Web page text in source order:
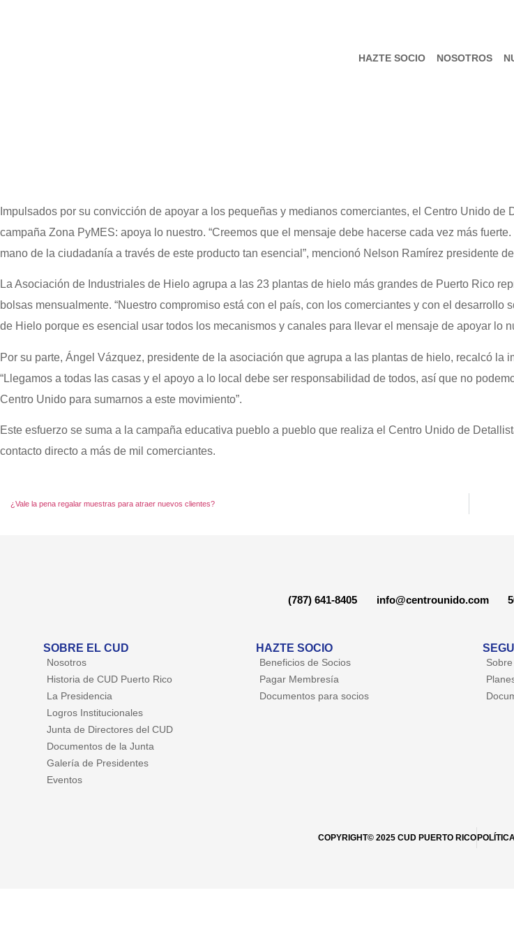
HAZTE SOCIO NOSOTROS
Impulsados por su convicción de apoyar a los pequeñas y medianos comerciantes, el Centro Unido
campaña Zona PyMES: apoya lo nuestro. “Creemos que el mensaje debe hacerse cada vez más
mano de la ciudadanía a través de este producto tan esencial”, mencionó Nelson Ramírez presidente
La Asociación de Industriales de Hielo agrupa a las 23 plantas de hielo más grandes de Puerto Rico
bolsas mensualmente. “Nuestro compromiso está con el país, con los comerciantes y con el
de Hielo porque es esencial usar todos los mecanismos y canales para llevar el mensaje de apoyar lo
Por su parte, Ángel Vázquez, presidente de la asociación que agrupa a las plantas de hielo, recalcó
“Llegamos a todas las casas y el apoyo a lo local debe ser responsabilidad de todos, así que no
Centro Unido para sumarnos a este movimiento”.
Este esfuerzo se suma a la campaña educativa pueblo a pueblo que realiza el Centro Unido de
contacto directo a más de mil comerciantes.
¿Vale la pena regalar muestras para atraer nuevos clientes?
(787) 641-8405 info@centrounido.com
SOBRE EL CUD
Nosotros
Historia de CUD Puerto Rico
La Presidencia
Logros Institucionales
Junta de Directores del CUD
Documentos de la Junta
Galería de Presidentes
Eventos
HAZTE SOCIO
Beneficios de Socios
Pagar Membresía
Documentos para socios
COPYRIGHT© 2025 CUD PUERTO RICO